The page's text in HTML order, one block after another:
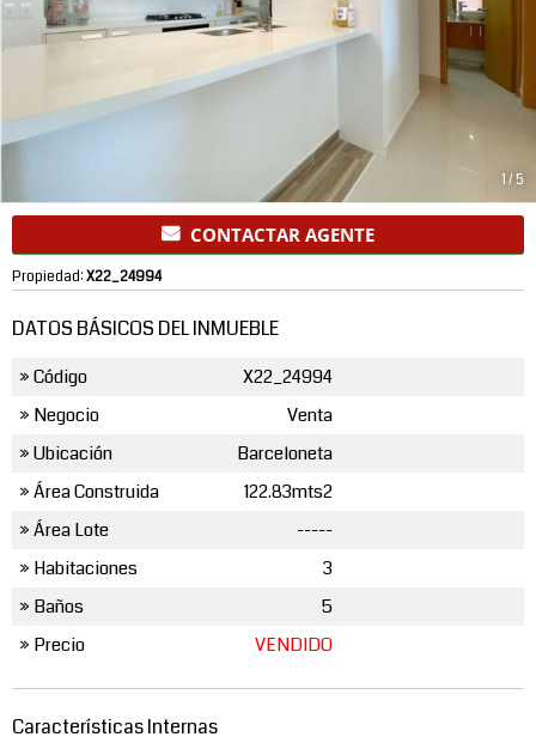
1/5
CONTACTAR AGENTE
Propiedad:X22_24994
DATOS BÁSICOS DEL INMUEBLE
» Código
X22_24994
» Negocio
Venta
» Ubicación
Barceloneta
» Área Construida
122.83mts2
» Área Lote
-----
» Habitaciones
3
» Baños
5
» Precio
VENDIDO
Características Internas